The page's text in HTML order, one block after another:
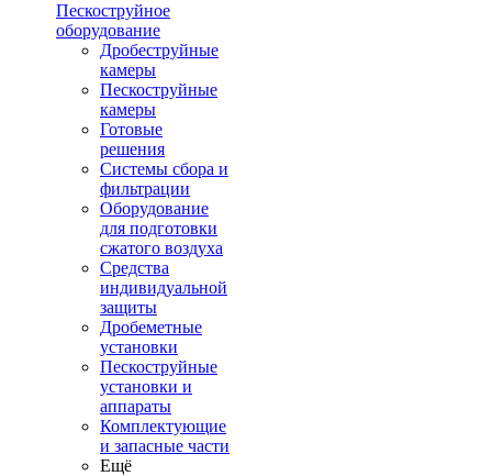
Пескоструйное
оборудование
Дробеструйные
камеры
Пескоструйные
камеры
Готовые
решения
Системы сбора и
фильтрации
Оборудование
для подготовки
сжатого воздуха
Средства
индивидуальной
защиты
Дробеметные
установки
Пескоструйные
установки и
аппараты
Комплектующие
и запасные части
Ещё